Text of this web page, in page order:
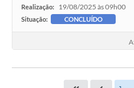
Realização: 19/08/2025 às 09h00
Situação: CONCLUÍDO